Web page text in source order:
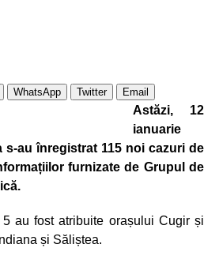
WhatsApp Twitter Email
Astăzi, 12
ianuarie
s-au înregistrat 115 noi cazuri de
furnizate de Grupul de
au fost atribuite orașului Cugir și
și Săliștea.